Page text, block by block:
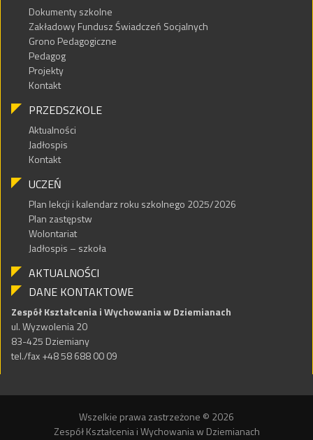
Dokumenty szkolne
Zakładowy Fundusz Świadczeń Socjalnych
Grono Pedagogiczne
Pedagog
Projekty
Kontakt
PRZEDSZKOLE
Aktualności
Jadłospis
Kontakt
UCZEŃ
Plan lekcji i kalendarz roku szkolnego 2025/2026
Plan zastępstw
Wolontariat
Jadłospis – szkoła
AKTUALNOŚCI
DANE KONTAKTOWE
Zespół Kształcenia i Wychowania w Dziemianach
ul. Wyzwolenia 20
83-425 Dziemiany
tel./fax +48 58 688 00 09
Wszelkie prawa zastrzeżone © 2026
Zespół Kształcenia i Wychowania w Dziemianach